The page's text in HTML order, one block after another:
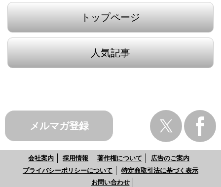
トップページ
人気記事
メルマガ登録
会社案内 採用情報 著作権について
広告のご案内
プライバシーポリシーについて
特定商取引法に基づく表示
お問い合わせ